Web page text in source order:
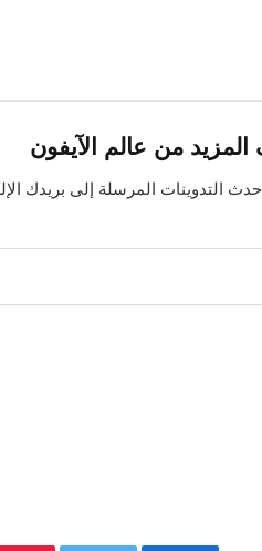
من عالم الآيفون
التدوينات المرسلة إلى بريدك